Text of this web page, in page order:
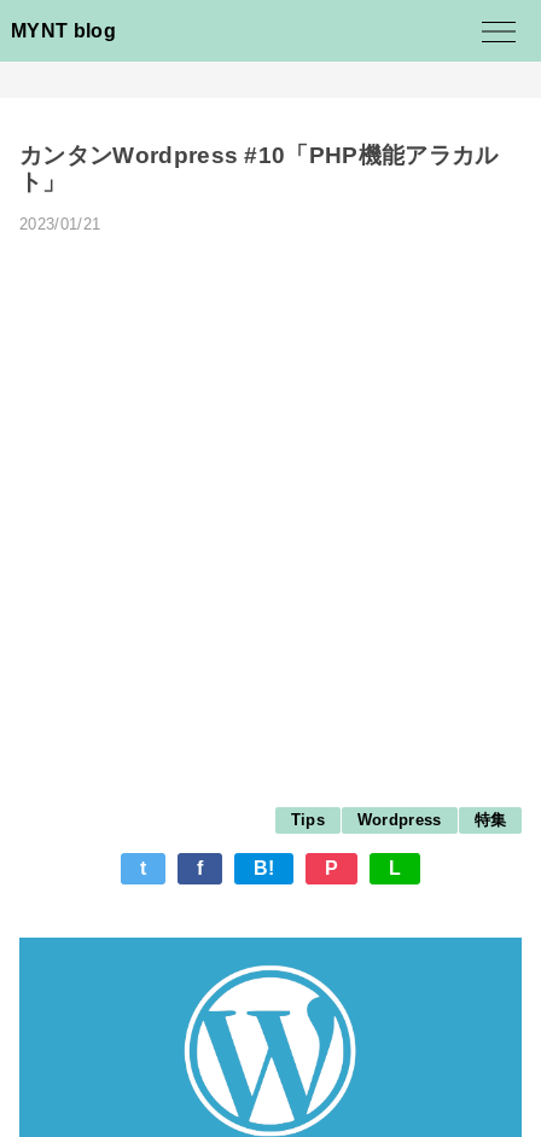
MYNT blog
カンタンWordpress #10「PHP機能アラカル
ト」
2023/01/21
Tips Wordpress 特集
t f B! P L